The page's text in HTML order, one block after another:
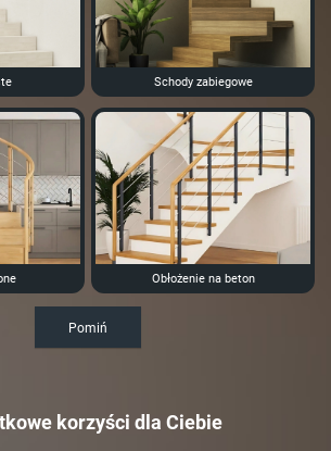
Schody zabiegowe
Obłożenie na beton
Pomiń
korzyści dla Ciebie